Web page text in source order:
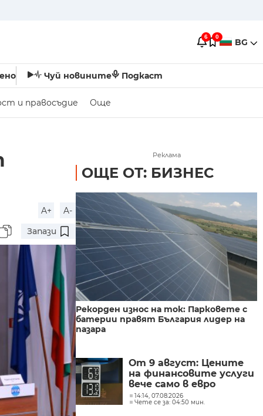
6 0 BG
Чуй новините Подкаст
и правосъдие Още
A+
A-
Запази
Реклама
ОЩЕ ОТ: БИЗНЕС
Рекорден износ на ток: Парковете с
батерии правят България лидер на
пазара
От 9 август: Цените
на финансовите услуги
вече само в евро
14:14, 07.08.2026
Чете се за: 04:50 мин.